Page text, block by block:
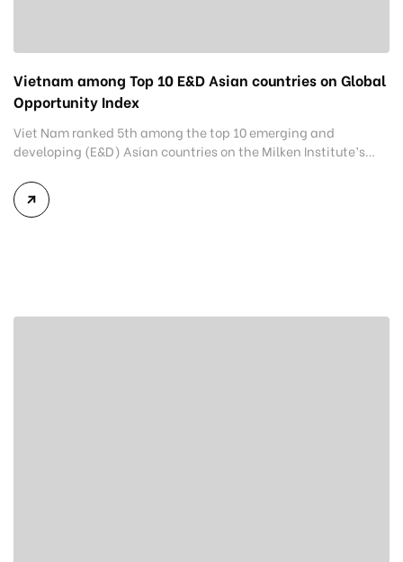
Vietnam among Top 10 E&D Asian countries on Global
Opportunity Index
Viet Nam ranked 5th among the top 10 emerging and
developing (E&D) Asian countries on the Milken Institute’s
countries comprise Malaysia (the 27th in GOI), Thailand
(37th), China (39th), Indonesia (55th), Viet Nam (65th), India